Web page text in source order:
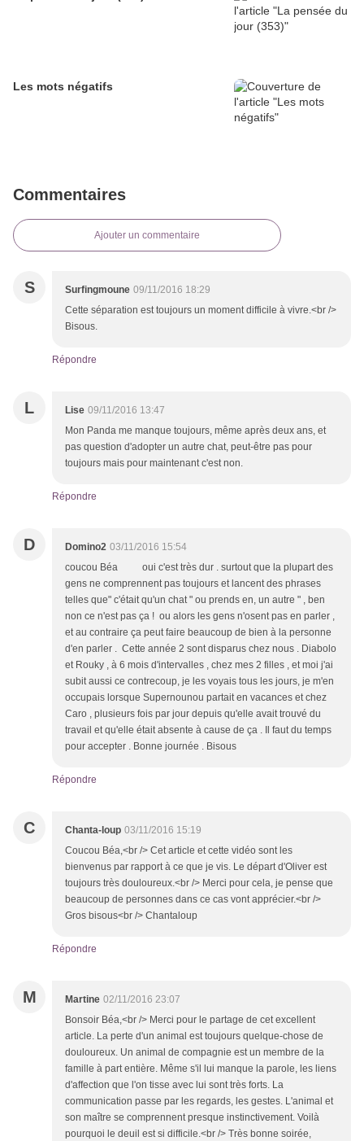
Les mots négatifs
Commentaires
Ajouter un commentaire
S Surfingmoune 09/11/2016 18:29
Cette séparation est toujours un moment difficile à vivre.<br />
Bisous.
Répondre
L Lise 09/11/2016 13:47
Mon Panda me manque toujours, même après deux ans, et
pas question d'adopter un autre chat, peut-être pas pour
toujours mais pour maintenant c'est non.
Répondre
D Domino2 03/11/2016 15:54
coucou Béa oui c'est très dur . surtout que la plupart des
gens ne comprennent pas toujours et lancent des phrases
telles que" c'était qu'un chat " ou prends en, un autre " , ben
non ce n'est pas ça ! ou alors les gens n'osent pas en parler ,
et au contraire ça peut faire beaucoup de bien à la personne
d'en parler . Cette année 2 sont disparus chez nous . Diabolo
et Rouky , à 6 mois d'intervalles , chez mes 2 filles , et moi j'ai
subit aussi ce contrecoup, je les voyais tous les jours, je m'en
occupais lorsque Supernounou partait en vacances et chez
Caro , plusieurs fois par jour depuis qu'elle avait trouvé du
travail et qu'elle était absente à cause de ça . Il faut du temps
pour accepter . Bonne journée . Bisous
Répondre
C Chanta-loup 03/11/2016 15:19
Coucou Béa,<br /> Cet article et cette vidéo sont les
bienvenus par rapport à ce que je vis. Le départ d'Oliver est
toujours très douloureux.<br /> Merci pour cela, je pense que
beaucoup de personnes dans ce cas vont apprécier.<br />
Gros bisous<br /> Chantaloup
Répondre
M Martine 02/11/2016 23:07
Bonsoir Béa,<br /> Merci pour le partage de cet excellent
article. La perte d'un animal est toujours quelque-chose de
douloureux. Un animal de compagnie est un membre de la
famille à part entière. Même s'il lui manque la parole, les liens
d'affection que l'on tisse avec lui sont très forts. La
communication passe par les regards, les gestes. L'animal et
son maître se comprennent presque instinctivement. Voilà
pourquoi le deuil est si difficile.<br /> Très bonne soirée,